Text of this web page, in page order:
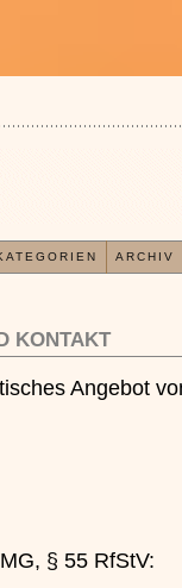
KONTAKT
Angebot
§ 55 RfStV:
ARCHIV